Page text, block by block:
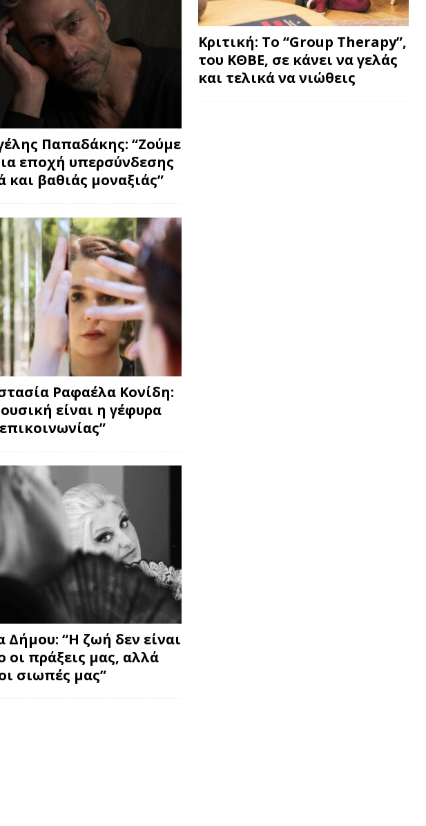
Παπαδάκης: “Ζούμε
εποχή υπερσύνδεσης
και βαθιάς μοναξιάς”
Ραφαέλα Κονίδη:
είναι η γέφυρα
Δήμου: “Η ζωή δεν είναι
οι πράξεις μας, αλλά
σιωπές μας”
Κριτική: Το “Group Therapy”,
του ΚΘΒΕ, σε κάνει να γελάς
και τελικά να νιώθεις